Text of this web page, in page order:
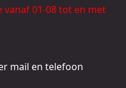
01-08 tot en met
mail en telefoon